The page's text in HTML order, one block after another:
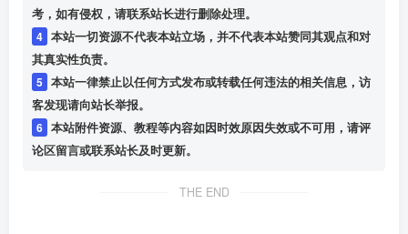
考，如有侵权，请联系站长进行删除处理。
4 本站一切资源不代表本站立场，并不代表本站赞同其观点和对
其真实性负责。
5 本站一律禁止以任何方式发布或转载任何违法的相关信息，访
客发现请向站长举报。
6 本站附件资源、教程等内容如因时效原因失效或不可用，请评
论区留言或联系站长及时更新。
THE END